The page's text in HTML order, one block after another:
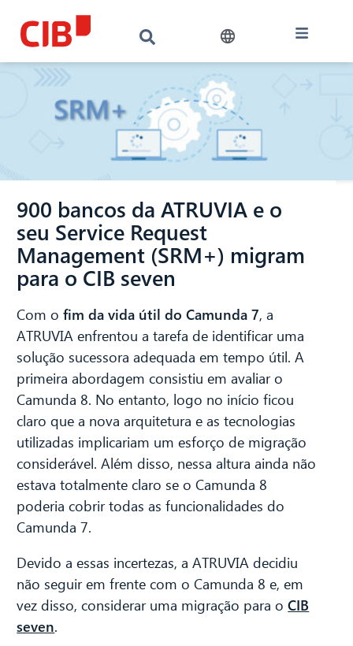
900 bancos da ATRUVIA e o
seu Service Request
Management (SRM+) migram
para o CIB seven
Com ofim da vida útil do Camunda 7, a
ATRUVIA enfrentou a tarefa de identificar uma
solução sucessora adequada em tempo útil. A
primeira abordagem consistiu em avaliar o
Camunda 8. No entanto, logo no início ficou
claro que a nova arquitetura e as tecnologias
utilizadas implicariam um esforço de migração
considerável. Além disso, nessa altura ainda não
estava totalmente claro se o Camunda 8
poderia cobrir todas as funcionalidades do
Camunda 7.
Devido a essas incertezas, a ATRUVIA decidiu
não seguir em frente com o Camunda 8 e, em
vez disso, considerar uma migração para oCIB
seven.